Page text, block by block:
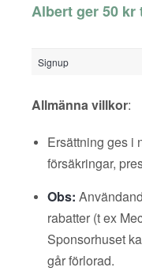
Albert ger 50 kr
Signup
Allmänna villkor:
Ersättning ges i
försäkringar,
Obs:
rabatter (t ex
Sponsorhuset
går förlorad.